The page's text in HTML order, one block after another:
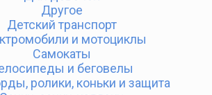
Другое
Детский транспорт
и мотоциклы
Самокаты
и беговелы
ролики, коньки и защита